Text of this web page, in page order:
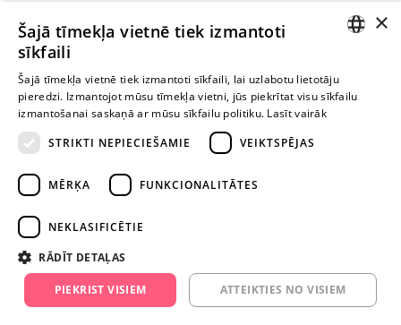
Ievērībai: Yesyes.lv satur atklātu seksuālu informāciju un attēlus. Lietot
šo vietni vari tikai no 18 gadu vecuma.
TURPINIET
ROTAĻĀTIES
info@yesyes.lv
facebook.com/yesyes.lv
Instagram/yesyes.lv
RUSSIAN
×
Šajā tīmekļa vietnē tiek izmantoti
sīkfaili
Šajā tīmekļa vietnē tiek izmantoti sīkfaili, lai uzlabotu lietotāju
pieredzi. Izmantojot mūsu tīmekļa vietni, jūs piekrītat visu sīkfailu
izmantošanai saskaņā ar mūsu sīkfailu politiku. Lasīt vairāk
STRIKTI NEPIECIEŠAMIE
VEIKTSPĒJAS
MĒRĶA FUNKCIONALITĀTES
NEKLASIFICĒTIE
RĀDĪT DETAĻAS
PIEKRIST VISIEM ATTEIKTIES NO VISIEM